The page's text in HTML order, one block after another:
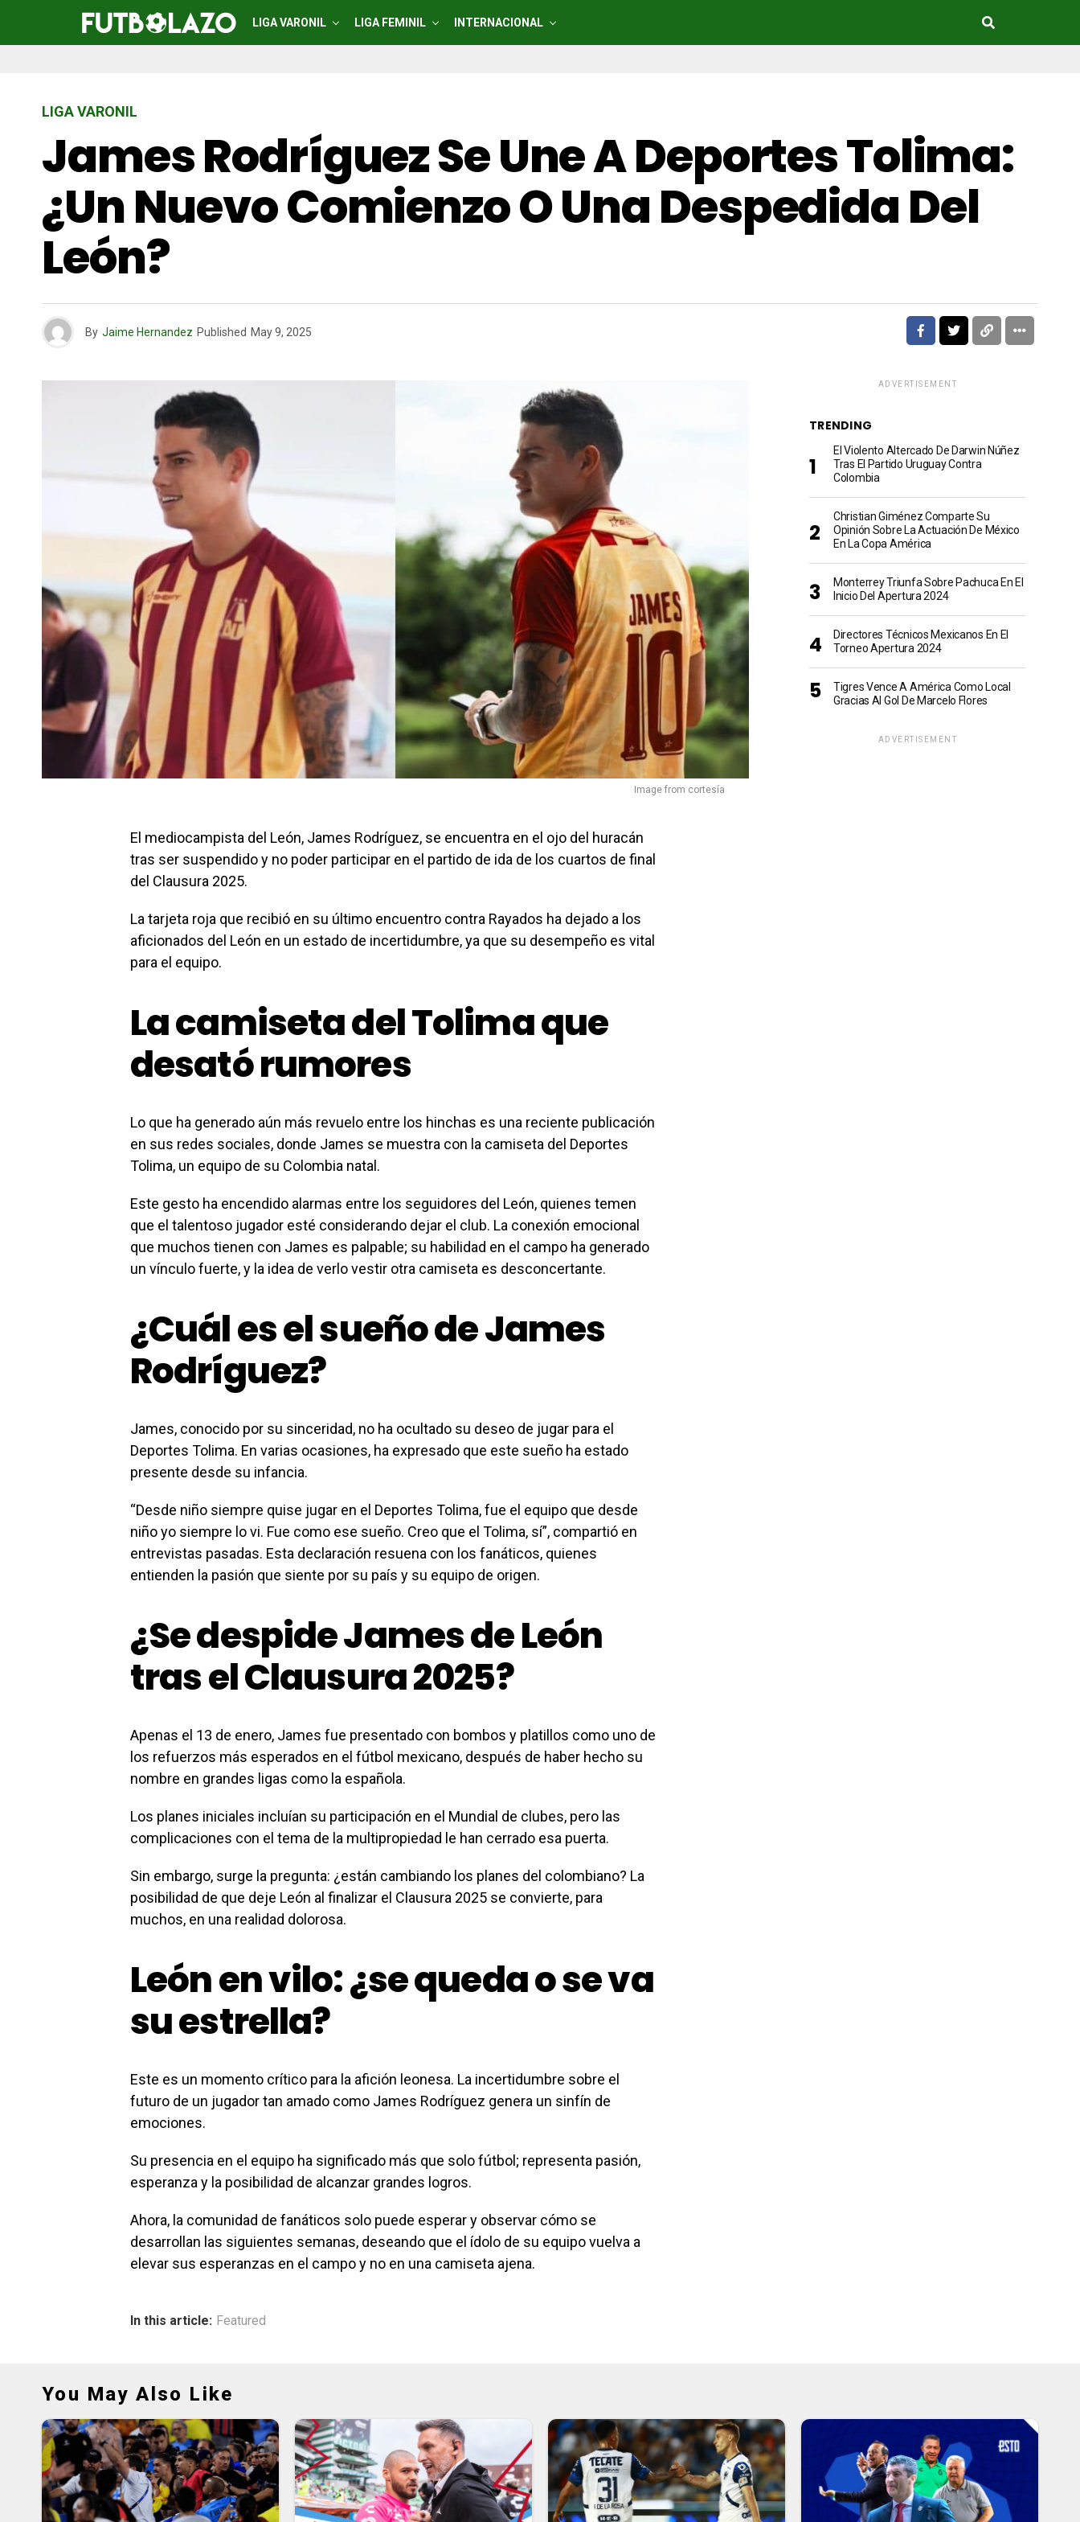
LIGA VARONIL LIGA FEMINIL INTERNACIONAL
LIGA VARONIL
James Rodríguez Se Une A Deportes Tolima:
¿un Nuevo Comienzo O Una Despedida Del
León?
By Jaime Hernandez Published May 9, 2025
Image from cortesía
El mediocampista del León, James Rodríguez, se encuentra en el ojo del huracán
tras ser suspendido y no poder participar en el partido de ida de los cuartos de final
del Clausura 2025.
La tarjeta roja que recibió en su último encuentro contra Rayados ha dejado a los
aficionados del León en un estado de incertidumbre, ya que su desempeño es vital
para el equipo.
La camiseta del Tolima que
desató rumores
Lo que ha generado aún más revuelo entre los hinchas es una reciente publicación
en sus redes sociales, donde James se muestra con la camiseta del Deportes
Tolima, un equipo de su Colombia natal.
Este gesto ha encendido alarmas entre los seguidores del León, quienes temen
que el talentoso jugador esté considerando dejar el club. La conexión emocional
que muchos tienen con James es palpable; su habilidad en el campo ha generado
un vínculo fuerte, y la idea de verlo vestir otra camiseta es desconcertante.
¿Cuál es el sueño de James
Rodríguez?
James, conocido por su sinceridad, no ha ocultado su deseo de jugar para el
Deportes Tolima. En varias ocasiones, ha expresado que este sueño ha estado
presente desde su infancia.
“Desde niño siempre quise jugar en el Deportes Tolima, fue el equipo que desde
niño yo siempre lo vi. Fue como ese sueño. Creo que el Tolima, sí”, compartió en
entrevistas pasadas. Esta declaración resuena con los fanáticos, quienes
entienden la pasión que siente por su país y su equipo de origen.
¿Se despide James de León
tras el Clausura 2025?
Apenas el 13 de enero, James fue presentado con bombos y platillos como uno de
los refuerzos más esperados en el fútbol mexicano, después de haber hecho su
nombre en grandes ligas como la española.
Los planes iniciales incluían su participación en el Mundial de clubes, pero las
complicaciones con el tema de la multipropiedad le han cerrado esa puerta.
Sin embargo, surge la pregunta: ¿están cambiando los planes del colombiano? La
posibilidad de que deje León al finalizar el Clausura 2025 se convierte, para
muchos, en una realidad dolorosa.
León en vilo: ¿se queda o se va
su estrella?
Este es un momento crítico para la afición leonesa. La incertidumbre sobre el
futuro de un jugador tan amado como James Rodríguez genera un sinfín de
emociones.
Su presencia en el equipo ha significado más que solo fútbol; representa pasión,
esperanza y la posibilidad de alcanzar grandes logros.
Ahora, la comunidad de fanáticos solo puede esperar y observar cómo se
desarrollan las siguientes semanas, deseando que el ídolo de su equipo vuelva a
elevar sus esperanzas en el campo y no en una camiseta ajena.
In this article: Featured
ADVERTISEMENT
TRENDING
El Violento Altercado De Darwin Núñez
Tras El Partido Uruguay Contra
Colombia
Christian Giménez Comparte Su
Opinión Sobre La Actuación De México
En La Copa América
Monterrey Triunfa Sobre Pachuca En El
Inicio Del Apertura 2024
Directores Técnicos Mexicanos En El
Torneo Apertura 2024
Tigres Vence A América Como Local
Gracias Al Gol De Marcelo Flores
ADVERTISEMENT
You May Also Like